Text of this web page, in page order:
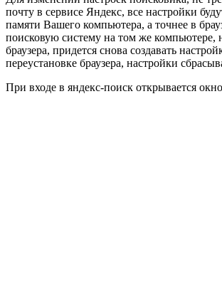
почту в сервисе Яндекс, все настройки
памяти Вашего компьютера, а точнее в
поисковую систему на том же компьютере,
браузера, придется снова создавать
переустановке браузера, настройки
При входе в яндекс-поиск открывается